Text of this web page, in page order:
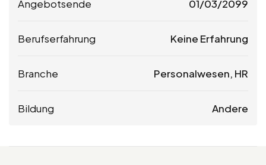
Angebotsende 01/03/2099
Berufserfahrung Keine Erfahrung
Branche Personalwesen, HR
Bildung Andere